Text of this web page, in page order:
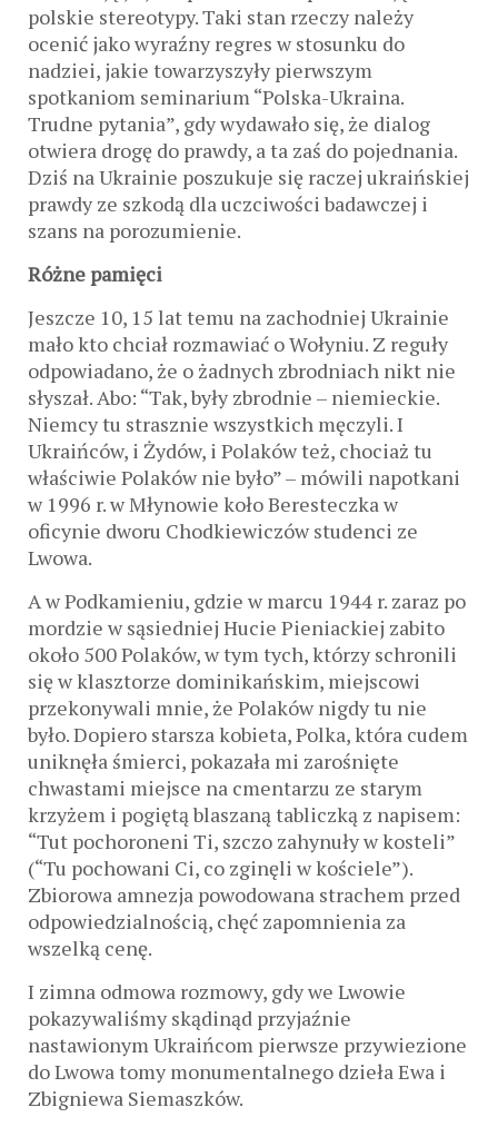
polskie stereotypy. Taki stan rzeczy należy
ocenić jako wyraźny regres w stosunku do
nadziei, jakie towarzyszyły pierwszym
spotkaniom seminarium “Polska-Ukraina.
Trudne pytania”, gdy wydawało się, że dialog
otwiera drogę do prawdy, a ta zaś do pojednania.
Dziś na Ukrainie poszukuje się raczej ukraińskiej
prawdy ze szkodą dla uczciwości badawczej i
szans na porozumienie.
Różne pamięci
Jeszcze 10, 15 lat temu na zachodniej Ukrainie
mało kto chciał rozmawiać o Wołyniu. Z reguły
odpowiadano, że o żadnych zbrodniach nikt nie
słyszał. Abo: “Tak, były zbrodnie – niemieckie.
Niemcy tu strasznie wszystkich męczyli. I
Ukraińców, i Żydów, i Polaków też, chociaż tu
właściwie Polaków nie było” – mówili napotkani
w 1996 r. w Młynowie koło Beresteczka w
oficynie dworu Chodkiewiczów studenci ze
Lwowa.
A w Podkamieniu, gdzie w marcu 1944 r. zaraz po
mordzie w sąsiedniej Hucie Pieniackiej zabito
około 500 Polaków, w tym tych, którzy schronili
się w klasztorze dominikańskim, miejscowi
przekonywali mnie, że Polaków nigdy tu nie
było. Dopiero starsza kobieta, Polka, która cudem
uniknęła śmierci, pokazała mi zarośnięte
chwastami miejsce na cmentarzu ze starym
krzyżem i pogiętą blaszaną tabliczką z napisem:
“Tut pochoroneni Ti, szczo zahynuły w kosteli”
(“Tu pochowani Ci, co zginęli w kościele”).
Zbiorowa amnezja powodowana strachem przed
odpowiedzialnością, chęć zapomnienia za
wszelką cenę.
I zimna odmowa rozmowy, gdy we Lwowie
pokazywaliśmy skądinąd przyjaźnie
nastawionym Ukraińcom pierwsze przywiezione
do Lwowa tomy monumentalnego dzieła Ewa i
Zbigniewa Siemaszków.